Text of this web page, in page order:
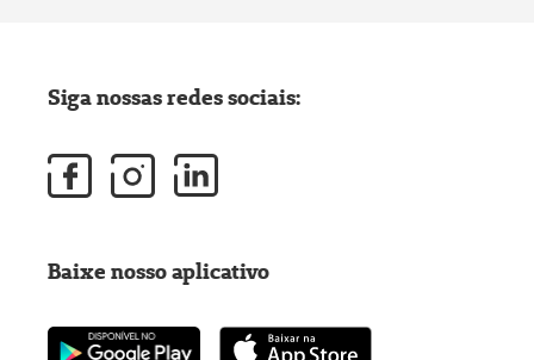
Siga nossas redes sociais:
Baixe nosso aplicativo